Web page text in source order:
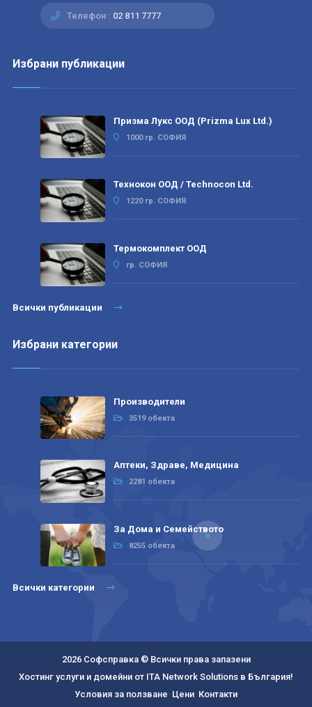
Телефон : 02 811 7777
Избрани публикации
Призма Лукс ООД (Prizma Lux Ltd.)
1000 гр. СОФИЯ
Технокон ООД / Technocon Ltd.
1220 гр. СОФИЯ
Термокомплект ООД
гр. СОФИЯ
Всички публикации
Избрани категории
Производители
3519 обекта
Аптеки, Здраве, Медицина
2281 обекта
За Дома и Семейството
8255 обекта
Всички категории
2026 Софсправка © Всички права запазени
Хостинг услуги и домейни от ITA Network Solutions в България!
Условия за ползване Цени Контакти